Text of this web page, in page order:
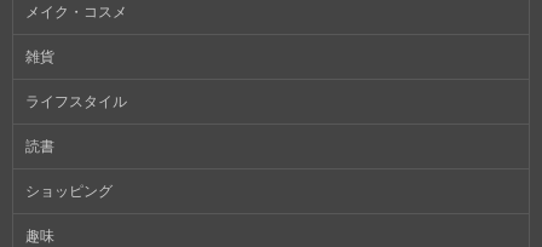
メイク・コスメ
雑貨
ライフスタイル
読書
ショッピング
趣味